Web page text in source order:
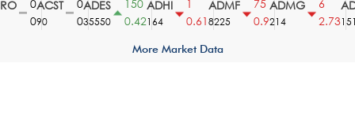
ACST
90
ADES
35550
150
0.42
ADHI
164
0.61
ADMF
8225
75
0.9
ADMG
214
2.731510
More Market Data